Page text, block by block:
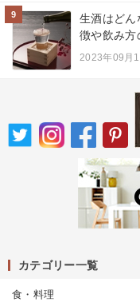
9
生酒はどん
徴や飲み方
2023年09月
カテゴリー一覧
食・料理